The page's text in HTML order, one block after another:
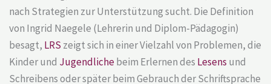
nach Strategien zur Unterstützung sucht. Die Definition
von Ingrid Naegele (Lehrerin und Diplom-Pädagogin)
besagt, LRS zeigt sich in einer Vielzahl von Problemen, die
Kinder und Jugendlichebeim Erlernen des Lesens und
Schreibens oder später beim Gebrauch der Schriftsprache